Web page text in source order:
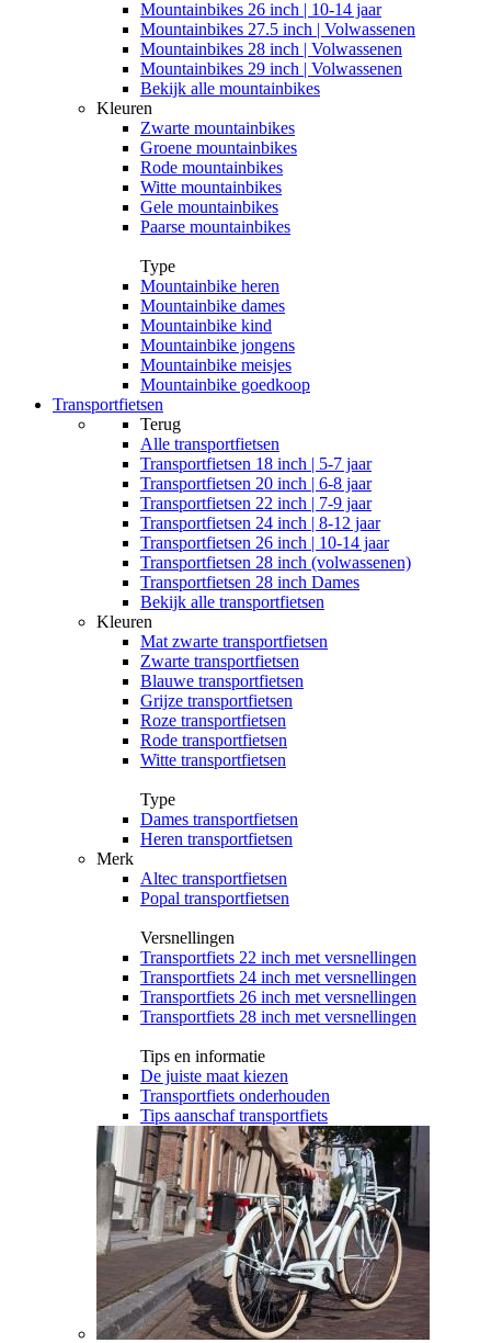
Mountainbikes 26 inch | 10-14 jaar
Mountainbikes 27.5 inch | Volwassenen
Mountainbikes 28 inch | Volwassenen
Mountainbikes 29 inch | Volwassenen
Bekijk alle mountainbikes
Kleuren
Zwarte mountainbikes
Groene mountainbikes
Rode mountainbikes
Witte mountainbikes
Gele mountainbikes
Paarse mountainbikes
Type
Mountainbike heren
Mountainbike dames
Mountainbike kind
Mountainbike jongens
Mountainbike meisjes
Mountainbike goedkoop
Transportfietsen
Terug
Alle transportfietsen
Transportfietsen 18 inch | 5-7 jaar
Transportfietsen 20 inch | 6-8 jaar
Transportfietsen 22 inch | 7-9 jaar
Transportfietsen 24 inch | 8-12 jaar
Transportfietsen 26 inch | 10-14 jaar
Transportfietsen 28 inch (volwassenen)
Transportfietsen 28 inch Dames
Bekijk alle transportfietsen
Kleuren
Mat zwarte transportfietsen
Zwarte transportfietsen
Blauwe transportfietsen
Grijze transportfietsen
Roze transportfietsen
Rode transportfietsen
Witte transportfietsen
Type
Dames transportfietsen
Heren transportfietsen
Merk
Altec transportfietsen
Popal transportfietsen
Versnellingen
Transportfiets 22 inch met versnellingen
Transportfiets 24 inch met versnellingen
Transportfiets 26 inch met versnellingen
Transportfiets 28 inch met versnellingen
Tips en informatie
De juiste maat kiezen
Transportfiets onderhouden
Tips aanschaf transportfiets